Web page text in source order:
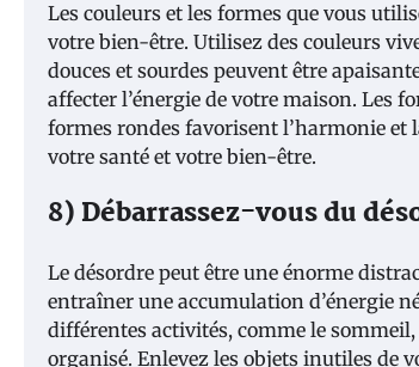
Les couleurs et les formes que vous
votre bien-être. Utilisez des couleurs
douces et sourdes peuvent être
affecter l’énergie de votre maison. Les
formes rondes favorisent l’harmonie
votre santé et votre bien-être.
8) Débarrassez-vous du
Le désordre peut être une énorme
entraîner une accumulation d’énergie
différentes activités, comme le sommeil,
organisé. Enlevez les objets inutiles de